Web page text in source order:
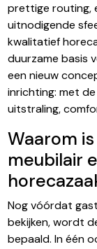
prettige routing,
uitnodigende
kwalitatief
duurzame basis
een nieuw
inrichting: met
uitstraling,
Waarom
meubilair
Nog vóórdat
bekijken, wordt
bepaald. In één